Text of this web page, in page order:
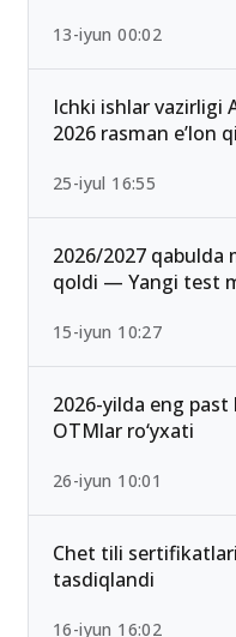
13-iyun 00:02
Ichki ishlar vazirligi
2026 rasman e’lon
25-iyul 16:55
2026/2027 qabulda
qoldi — Yangi test
15-iyun 10:27
2026-yilda eng past
OTMlar ro‘yxati
26-iyun 10:01
Chet tili
tasdiqlandi
16-iyun 16:02